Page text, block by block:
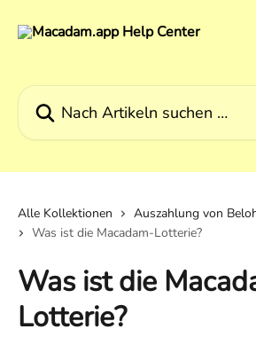
Alle Kollektionen Auszahlung von
Was ist die Macadam-Lotterie?
Was ist die
Lotterie?